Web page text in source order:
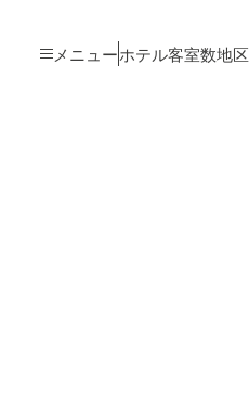
メニューホテル客室数地区